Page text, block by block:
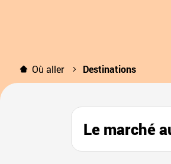
Où aller Destinations
Le marché